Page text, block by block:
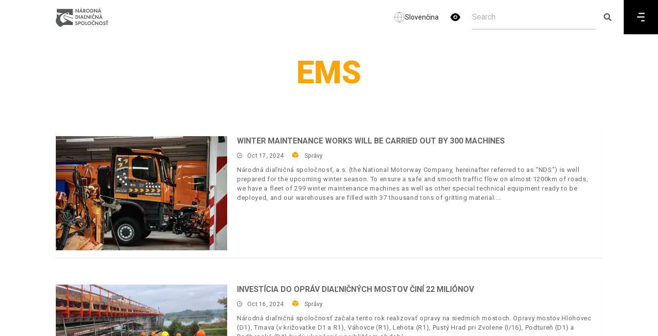
Slovenčina
EMS
WINTER MAINTENANCE WORKS WILL BE CARRIED OUT BY 300 MACHINES
Oct 17, 2024 Správy
Národná diaľničná spoločnosť, a.s. (the National Motorway Company, hereinafter referred to as “NDS”) is well
prepared for the upcoming winter season. To ensure a safe and smooth traffic flow on almost 1200km of roads,
we have a fleet of 299 winter maintenance machines as well as other special technical equipment ready to be
deployed, and our warehouses are filled with 37 thousand tons of gritting material.
INVESTÍCIA DO OPRÁV DIAĽNIČNÝCH MOSTOV ČINÍ 22 MILIÓNOV
Oct 16, 2024 Správy
Národná diaľničná spoločnosť začala tento rok realizovať opravy na siedmich mostoch. Opravy mostov Hlohovec
(D1), Trnava (v križovatke D1 a R1), Váhovce (R1), Lehota (R1), Pustý Hrad pri Zvolene (I/16), Podtureň (D1) a